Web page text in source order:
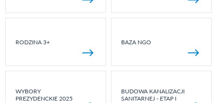
RODZINA 3+ BAZA NGO
WYBORY
PREZYDENCKIE 2025
BUDOWA KANALIZACJI
SANITARNEJ - ETAP I